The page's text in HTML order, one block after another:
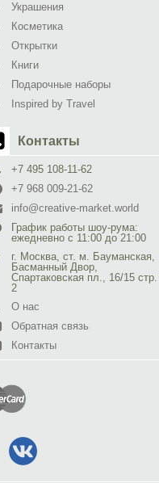
Украшения
Косметика
Открытки
Книги
Подарочные наборы
Inspired by Travel
Контакты
+7 495 108-11-62
+7 968 009-21-62
info@creative-market.world
График работы шоу-рума:
ежедневно с 11:00 до 21:00
г. Москва, ст. м. Бауманская,
Басманный Двор,
Спартаковская пл., 16/15 стр.
2
О нас
Обратная связь
Контакты